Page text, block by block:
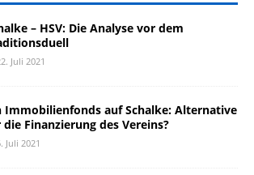
– HSV: Die Analyse vor dem
Juli 2021
Immobilienfonds auf Schalke: Alternative
Finanzierung des Vereins?
Juli 2021